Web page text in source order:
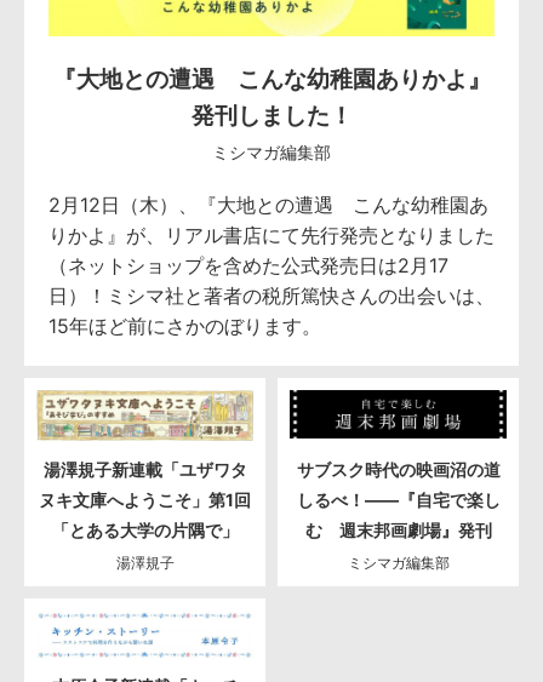
『大地との遭遇 こんな幼稚園ありかよ』
発刊しました！
ミシマガ編集部
2月12日（木）、『大地との遭遇 こんな幼稚園あ
りかよ』が、リアル書店にて先行発売となりました
（ネットショップを含めた公式発売日は2月17
日）！ミシマ社と著者の税所篤快さんの出会いは、
15年ほど前にさかのぼります。
湯澤規子新連載「ユザワタ
ヌキ文庫へようこそ」第1回
「とある大学の片隅で」
湯澤規子
サブスク時代の映画沼の道
しるべ！――『自宅で楽し
む 週末邦画劇場』発刊
ミシマガ編集部